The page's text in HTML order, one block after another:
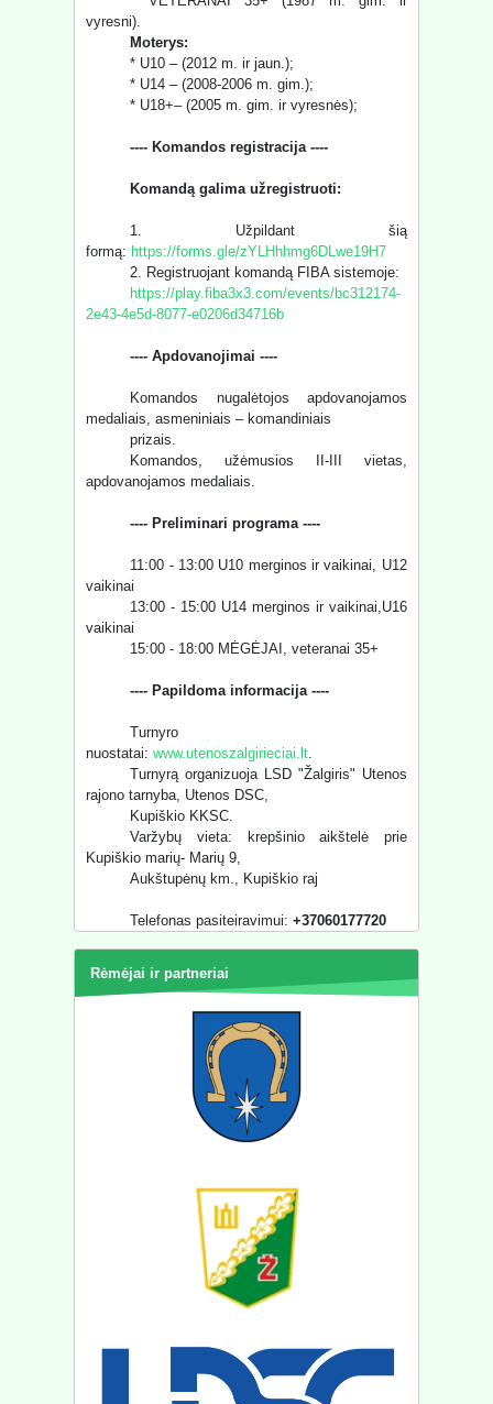
vyresni).
Moterys:
* U10 – (2012 m. ir jaun.);
* U14 – (2008-2006 m. gim.);
* U18+– (2005 m. gim. ir vyresnės);
---- Komandos registracija ----
Komandą galima užregistruoti:
1. Užpildant šią
formą: https://forms.gle/zYLHhhmg6DLwe19H7
2. Registruojant komandą FIBA sistemoje:
https://play.fiba3x3.com/events/bc312174-
2e43-4e5d-8077-e0206d34716b
---- Apdovanojimai ----
Komandos nugalėtojos apdovanojamos
medaliais, asmeniniais – komandiniais
prizais.
Komandos, užėmusios II-III vietas,
apdovanojamos medaliais.
---- Preliminari programa ----
11:00 - 13:00 U10 merginos ir vaikinai, U12
vaikinai
13:00 - 15:00 U14 merginos ir vaikinai,U16
vaikinai
15:00 - 18:00 MĖGĖJAI, veteranai 35+
---- Papildoma informacija ----
Turnyro
nuostatai:www.utenoszalgirieciai.lt.
Turnyrą organizuoja LSD "Žalgiris" Utenos
rajono tarnyba, Utenos DSC,
Kupiškio KKSC.
Varžybų vieta: krepšinio aikštelė prie
Kupiškio marių- Marių 9,
Aukštupėnų km., Kupiškio raj
Telefonas pasiteiravimui:+37060177720
Rėmėjai ir partneriai